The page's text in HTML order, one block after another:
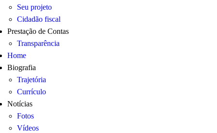
Seu projeto
Cidadão fiscal
Prestação de Contas
Transparência
Home
Biografia
Trajetória
Currículo
Notícias
Fotos
Vídeos